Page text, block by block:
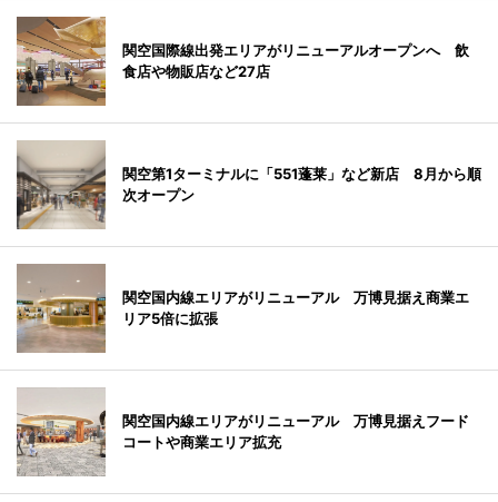
関空国際線出発エリアがリニューアルオープンへ 飲
食店や物販店など27店
関空第1ターミナルに「551蓬莱」など新店 8月から順
次オープン
関空国内線エリアがリニューアル 万博見据え商業エ
リア5倍に拡張
関空国内線エリアがリニューアル 万博見据えフード
コートや商業エリア拡充